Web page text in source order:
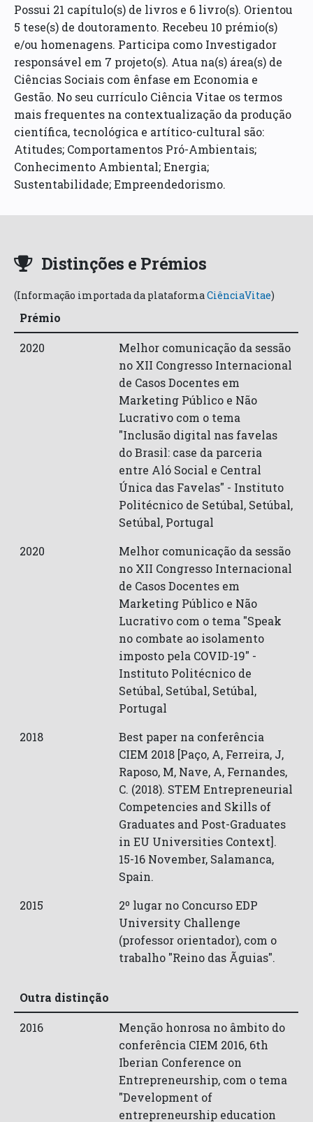
Possui 21 capítulo(s) de livros e 6 livro(s). Orientou
5 tese(s) de doutoramento. Recebeu 10 prémio(s)
e/ou homenagens. Participa como Investigador
responsável em 7 projeto(s). Atua na(s) área(s) de
Ciências Sociais com ênfase em Economia e
Gestão. No seu currículo Ciência Vitae os termos
mais frequentes na contextualização da produção
científica, tecnológica e artítico-cultural são:
Atitudes; Comportamentos Pró-Ambientais;
Conhecimento Ambiental; Energia;
Sustentabilidade; Empreendedorismo.
Distinções e Prémios
(Informação importada da plataformaCiênciaVitae)
Prémio
2020
Melhor comunicação da sessão
no XII Congresso Internacional
de Casos Docentes em
Marketing Público e Não
Lucrativo com o tema
"Inclusão digital nas favelas
do Brasil: case da parceria
entre Aló Social e Central
Única das Favelas" - Instituto
Politécnico de Setúbal, Setúbal,
Setúbal, Portugal
2020
Melhor comunicação da sessão
no XII Congresso Internacional
de Casos Docentes em
Marketing Público e Não
Lucrativo com o tema "Speak
no combate ao isolamento
imposto pela COVID-19" -
Instituto Politécnico de
Setúbal, Setúbal, Setúbal,
Portugal
2018
Best paper na conferência
CIEM 2018 [Paço, A, Ferreira, J,
Raposo, M, Nave, A, Fernandes,
C. (2018). STEM Entrepreneurial
Competencies and Skills of
Graduates and Post-Graduates
in EU Universities Context].
15-16 November, Salamanca,
Spain.
2015
2º lugar no Concurso EDP
University Challenge
(professor orientador), com o
trabalho "Reino das Ãguias".
Outra distinção
2016
Menção honrosa no âmbito do
conferência CIEM 2016, 6th
Iberian Conference on
Entrepreneurship, com o tema
"Development of
entrepreneurship education